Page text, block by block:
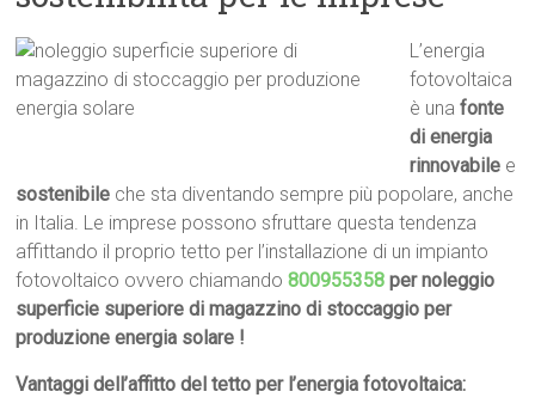
L’energia
fotovoltaica
è unafonte
di energia
rinnovabile e
sostenibile che sta diventando sempre più popolare, anche
in Italia. Le imprese possono sfruttare questa tendenza
affittando il proprio tetto per l’installazione di un impianto
fotovoltaico ovvero chiamando800955358 per noleggio
superficie superiore di magazzino di stoccaggio per
produzione energia solare !
Vantaggi dell’affitto del tetto per l’energia fotovoltaica: